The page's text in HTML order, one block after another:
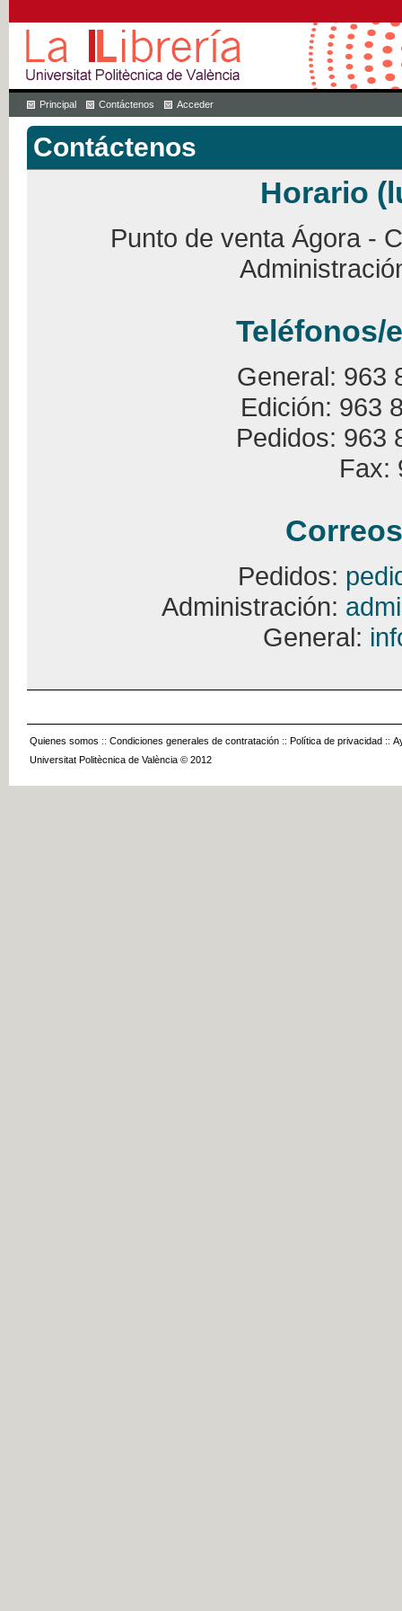
Principal Contáctenos Acceder
Contáctenos
Horario
Punto de venta Ágora -
Teléfonos/
General: 963
Edición: 963
Pedidos: 963
Fax:
Pedidos:
Administración:
General:
Quienes somos :: Condiciones generales de contratación :: Política de privacidad ::
Universitat Politècnica de València © 2012